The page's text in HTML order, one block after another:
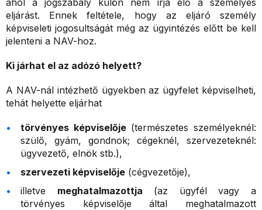
ahol a jogszabály külön nem írja elő a személyes
eljárást. Ennek feltétele, hogy az eljáró személy
képviseleti jogosultságát még az ügyintézés előtt be kell
jelenteni a NAV-hoz.
Ki járhat el az adózó helyett?
A NAV-nál intézhető ügyekben az ügyfelet képviselheti,
tehát helyette eljárhat
törvényes képviselője(természetes személyeknél:
szülő, gyám, gondnok; cégeknél, szervezeteknél:
ügyvezető, elnök stb.),
szervezeti képviselője (cégvezetője),
illetve meghatalmazottja (az ügyfél vagy a
törvényes képviselője által meghatalmazott